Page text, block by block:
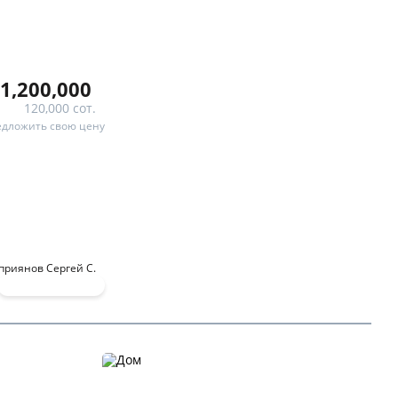
1,200,000
120,000 сот.
свою цену
Сергей С.